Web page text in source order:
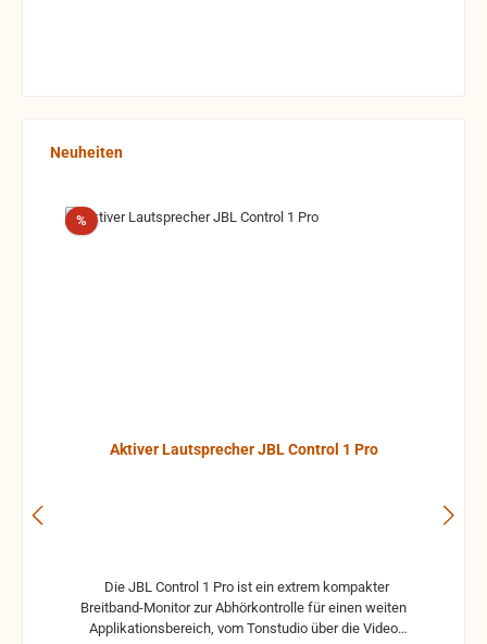
Produktgalerie überspringen
Neuheiten
%Rabatt
Aktiver Lautsprecher JBL Control 1 Pro
Breitband-Monitor zur Abhörkontrolle für einen weiten
Applikationsbereich, vom Tonstudio über die Video